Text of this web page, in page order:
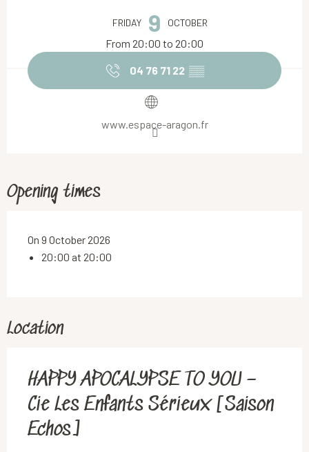
FRIDAY 9 OCTOBER
From 20:00 to 20:00
04 76 71 22 ▒▒
www.espace-aragon.fr
Opening times
On 9 October 2026
20:00 at 20:00
Location
HAPPY APOCALYPSE TO YOU –
Cie Les Enfants Sérieux [Saison
Echos]